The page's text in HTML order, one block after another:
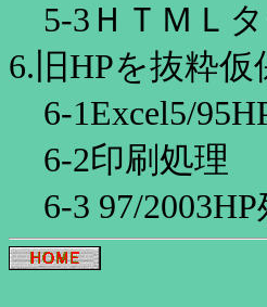
5-3ＨＴＭＬ
6.旧HPを抜粋仮
6-1Excel5/
6-2印刷処理
6-3 97/2003HP